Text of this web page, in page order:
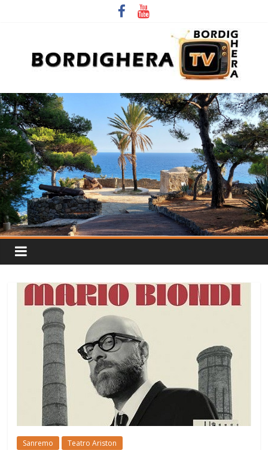
Sanremo Teatro Ariston